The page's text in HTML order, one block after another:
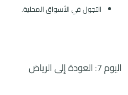
التجول في الأسواق المحلية.
اليوم 7: العودة إلى الرياض